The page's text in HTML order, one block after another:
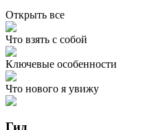
Открыть все
Что взять с собой
Ключевые особенности
Что нового я увижу